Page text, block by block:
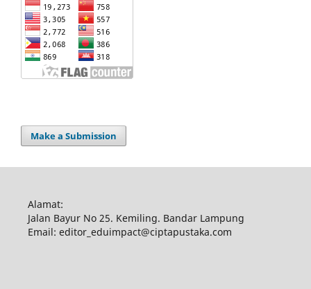
Make a Submission
Alamat:
Jalan Bayur No 25. Kemiling. Bandar Lampung
Email: editor_eduimpact@ciptapustaka.com